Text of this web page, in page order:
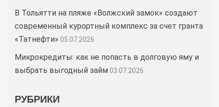
В Тольятти на пляже «Волжский замок» создают
современный курортный комплекс за счет гранта
«Татнефти» 05.07.2026
Микрокредиты: как не попасть в долговую яму и
выбрать выгодный займ 03.07.2026
РУБРИКИ